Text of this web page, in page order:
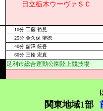
日立栃木ウーヴァＳＣ
10分 工藤 裕晃
25分 金久保 聖徳
40分 舘澤 統吾
60分 三輪 宏真
足利市総合運動公園陸上競技場
関東地域1部